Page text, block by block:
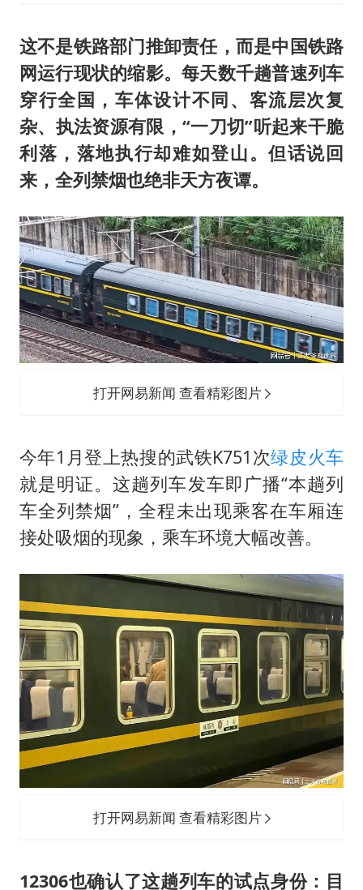
这不是铁路部门推卸责任，而是中国铁路
网运行现状的缩影。每天数千趟普速列车
穿行全国，车体设计不同、客流层次复
杂、执法资源有限，“一刀切”听起来干脆
利落，落地执行却难如登山。但话说回
来，全列禁烟也绝非天方夜谭。
打开网易新闻 查看精彩图片
今年1月登上热搜的武铁K751次绿皮火车
就是明证。这趟列车发车即广播“本趟列
车全列禁烟”，全程未出现乘客在车厢连
接处吸烟的现象，乘车环境大幅改善。
打开网易新闻 查看精彩图片
12306也确认了这趟列车的试点身份：目